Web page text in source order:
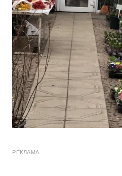
РЕКЛАМА